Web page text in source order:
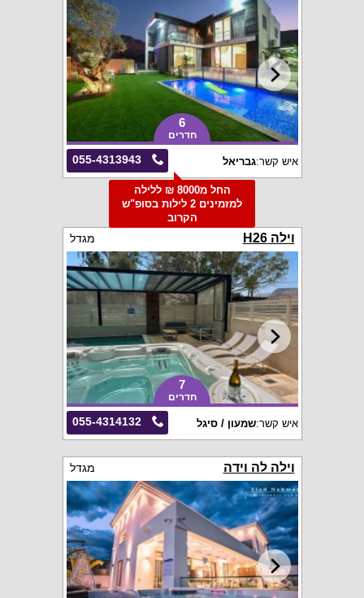
6
חדרים
055-4313943 איש קשר:גבריאל
החל מ8000 ₪ ללילה
למזמינים 2 לילות בסופ"ש
הקרוב
וילה H26 מגדל
7
חדרים
055-4314132 איש קשר:שמעון / סיגל
וילה לה וידה מגדל